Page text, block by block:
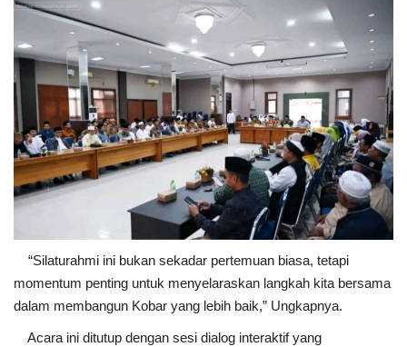
“Silaturahmi ini bukan sekadar pertemuan biasa, tetapi
momentum penting untuk menyelaraskan langkah kita bersama
dalam membangun Kobar yang lebih baik,” Ungkapnya.
Acara ini ditutup dengan sesi dialog interaktif yang